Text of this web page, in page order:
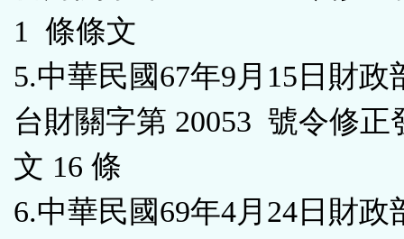
1 條條文
5.中華民國67年9月15日財政
台財關字第 20053 號令修正
文 16 條
6.中華民國69年4月24日財政